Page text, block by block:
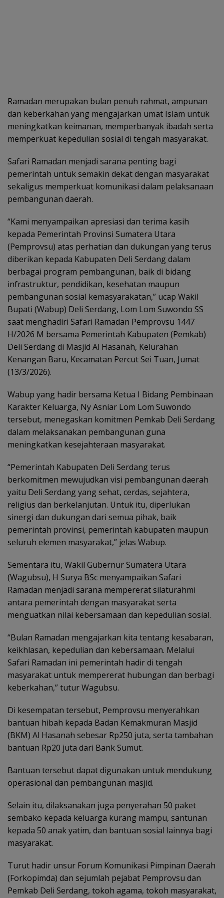
Ramadan merupakan bulan penuh rahmat, ampunan
dan keberkahan yang mengajarkan umat Islam untuk
meningkatkan keimanan, memperbanyak ibadah serta
memperkuat kepedulian sosial di tengah masyarakat.
Safari Ramadan menjadi sarana penting bagi
pemerintah untuk semakin dekat dengan masyarakat
sekaligus memperkuat komunikasi dalam pelaksanaan
pembangunan daerah.
“Kami menyampaikan apresiasi dan terima kasih
kepada Pemerintah Provinsi Sumatera Utara
(Pemprovsu) atas perhatian dan dukungan yang terus
diberikan kepada Kabupaten Deli Serdang dalam
berbagai program pembangunan, baik di bidang
infrastruktur, pendidikan, kesehatan maupun
pembangunan sosial kemasyarakatan,” ucap Wakil
Bupati (Wabup) Deli Serdang, Lom Lom Suwondo SS
saat menghadiri Safari Ramadan Pemprovsu 1447
H/2026 M bersama Pemerintah Kabupaten (Pemkab)
Deli Serdang di Masjid Al Hasanah, Kelurahan
Kenangan Baru, Kecamatan Percut Sei Tuan, Jumat
(13/3/2026).
Wabup yang hadir bersama Ketua I Bidang Pembinaan
Karakter Keluarga, Ny Asniar Lom Lom Suwondo
tersebut, menegaskan komitmen Pemkab Deli Serdang
dalam melaksanakan pembangunan guna
meningkatkan kesejahteraan masyarakat.
“Pemerintah Kabupaten Deli Serdang terus
berkomitmen mewujudkan visi pembangunan daerah
yaitu Deli Serdang yang sehat, cerdas, sejahtera,
religius dan berkelanjutan. Untuk itu, diperlukan
sinergi dan dukungan dari semua pihak, baik
pemerintah provinsi, pemerintah kabupaten maupun
seluruh elemen masyarakat,” jelas Wabup.
Sementara itu, Wakil Gubernur Sumatera Utara
(Wagubsu), H Surya BSc menyampaikan Safari
Ramadan menjadi sarana mempererat silaturahmi
antara pemerintah dengan masyarakat serta
menguatkan nilai kebersamaan dan kepedulian sosial.
“Bulan Ramadan mengajarkan kita tentang kesabaran,
keikhlasan, kepedulian dan kebersamaan. Melalui
Safari Ramadan ini pemerintah hadir di tengah
masyarakat untuk mempererat hubungan dan berbagi
keberkahan,” tutur Wagubsu.
Di kesempatan tersebut, Pemprovsu menyerahkan
bantuan hibah kepada Badan Kemakmuran Masjid
(BKM) Al Hasanah sebesar Rp250 juta, serta tambahan
bantuan Rp20 juta dari Bank Sumut.
Bantuan tersebut dapat digunakan untuk mendukung
operasional dan pembangunan masjid.
Selain itu, dilaksanakan juga penyerahan 50 paket
sembako kepada keluarga kurang mampu, santunan
kepada 50 anak yatim, dan bantuan sosial lainnya bagi
masyarakat.
Turut hadir unsur Forum Komunikasi Pimpinan Daerah
(Forkopimda) dan sejumlah pejabat Pemprovsu dan
Pemkab Deli Serdang, tokoh agama, tokoh masyarakat,